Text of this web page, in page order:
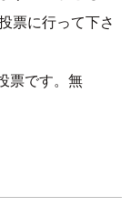
票に行って下さ
票です。無